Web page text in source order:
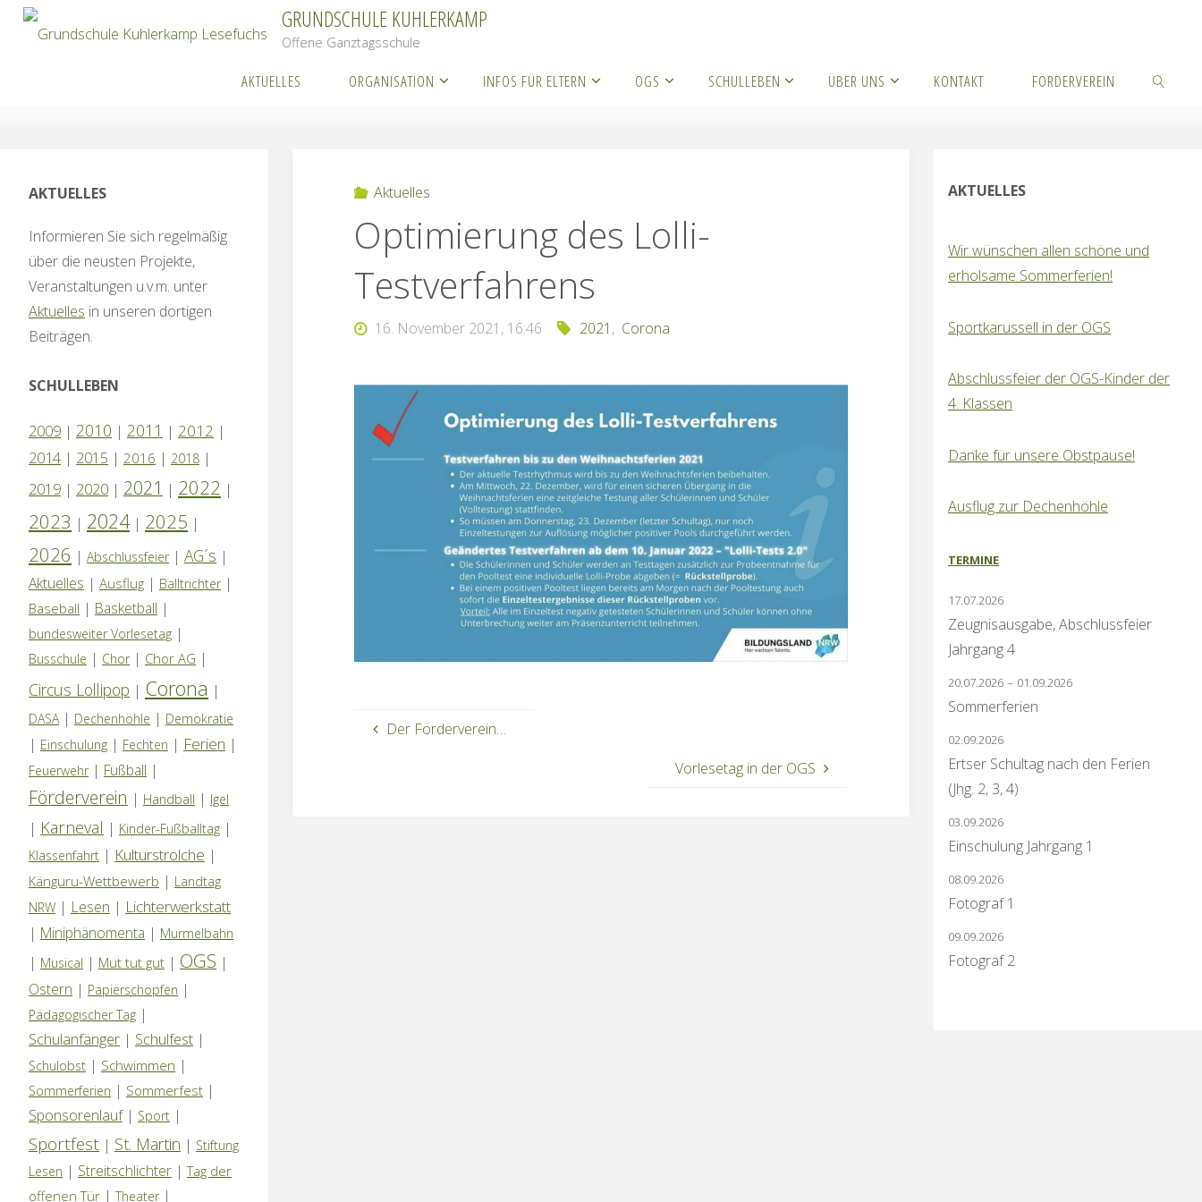
Zum
GRUNDSCHULE KUHLERKAMP
Offene Ganztagsschule
AKTUELLES ORGANISATION INFOS FÜR ELTERN OGS SCHULLEBEN ÜBER UNS KONTAKT FÖRDERVEREIN
Aktuelles
Optimierung des Lolli-
Testverfahrens
16. November 2021, 16:46 2021 , Corona
Der Förderverein…
Vorlesetag in der OGS
AKTUELLES
Informieren Sie sich regelmäßig
über die neusten Projekte,
Veranstaltungen u.v.m. unter
Aktuelles in unseren dortigen
Beiträgen.
SCHULLEBEN
2009 | 2010 | 2011 | 2012 |
2014 | 2015 | 2016 | 2018 |
2019 | 2020 | 2021 | 2022 |
2023 | 2024 | 2025 |
2026 | Abschlussfeier | AG´s |
Aktuelles | Ausflug | Balltrichter |
Baseball | Basketball |
bundesweiter Vorlesetag |
Busschule | Chor | Chor AG |
Circus Lollipop | Corona |
DASA| Dechenhöhle | Demokratie
| Einschulung | Fechten | Ferien |
Feuerwehr | Fußball |
Förderverein | Handball | Igel
| Karneval | Kinder-Fußballtag |
Klassenfahrt | Kulturstrolche |
Känguru-Wettbewerb | Landtag
NRW | Lesen | Lichterwerkstatt
| Miniphänomenta | Murmelbahn
| Musical | Mut tut gut | OGS |
Ostern | Papierschöpfen |
Pädagogischer Tag |
Schulanfänger | Schulfest |
Schulobst | Schwimmen |
Sommerferien | Sommerfest |
Sponsorenlauf| Sport |
Sportfest | St. Martin | Stiftung
Lesen | Streitschlichter |Tag der
offenen Tür | Theater |
AKTUELLES
Wir wünschen allen schöne und
erholsame Sommerferien!
Sportkarussell in der OGS
Abschlussfeier der OGS-Kinder der
4. Klassen
Danke für unsere Obstpause!
Ausflug zur Dechenhöhle
TERMINE
17.07.2026
Zeugnisausgabe, Abschlussfeier
Jahrgang 4
20.07.2026 – 01.09.2026
Sommerferien
02.09.2026
Ertser Schultag nach den Ferien
(Jhg. 2, 3, 4)
03.09.2026
Einschulung Jahrgang 1
08.09.2026
Fotograf 1
09.09.2026
Fotograf 2